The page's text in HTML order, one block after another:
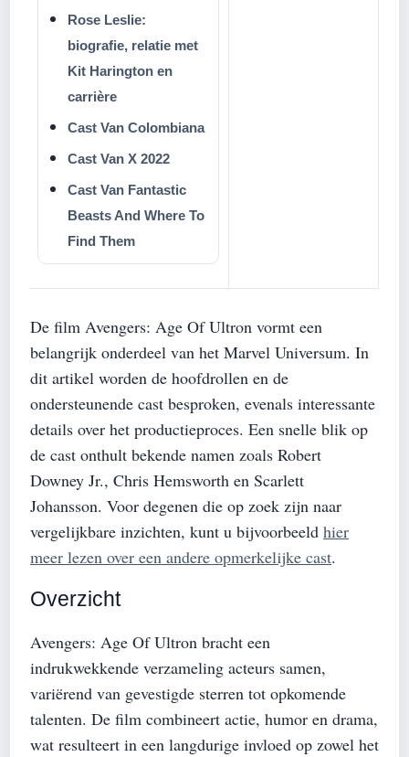
Rose Leslie:
biografie, relatie met
Kit Harington en
carrière
Cast Van Colombiana
Cast Van X 2022
Cast Van Fantastic
Beasts And Where To
Find Them
De film Avengers: Age Of Ultron vormt een
belangrijk onderdeel van het Marvel Universum. In
dit artikel worden de hoofdrollen en de
ondersteunende cast besproken, evenals interessante
details over het productieproces. Een snelle blik op
de cast onthult bekende namen zoals Robert
Downey Jr., Chris Hemsworth en Scarlett
Johansson. Voor degenen die op zoek zijn naar
vergelijkbare inzichten, kunt u bijvoorbeeld hier
meer lezen over een andere opmerkelijke cast.
Overzicht
Avengers: Age Of Ultron bracht een
indrukwekkende verzameling acteurs samen,
variërend van gevestigde sterren tot opkomende
talenten. De film combineert actie, humor en drama,
wat resulteert in een langdurige invloed op zowel het